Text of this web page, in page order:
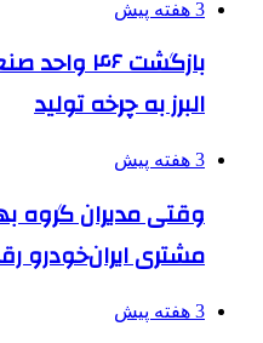
3 هفته پیش
بازگشت ۴۶
البرز به چرخه تولید
3 هفته پیش
وقتی مدیران گروه
مشتری ایران‌خودرو
3 هفته پیش